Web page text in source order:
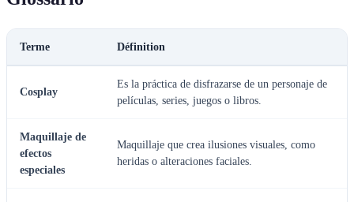
Terme Définition
Cosplay
Es la práctica de disfrazarse de un personaje de
películas, series, juegos o libros.
Maquillaje de
efectos
especiales
Maquillaje que crea ilusiones visuales, como
heridas o alteraciones faciales.